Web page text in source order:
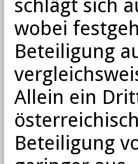
schlägt sich
wobei
Beteiligung
Allein ein
Beteiligung